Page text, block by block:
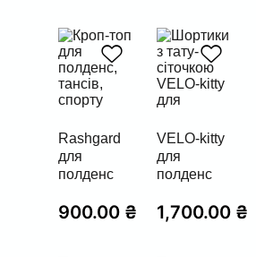
Rashgard
для
полденс
900.00 ₴
VELO-kitty
для
полденс
1,700.00 ₴